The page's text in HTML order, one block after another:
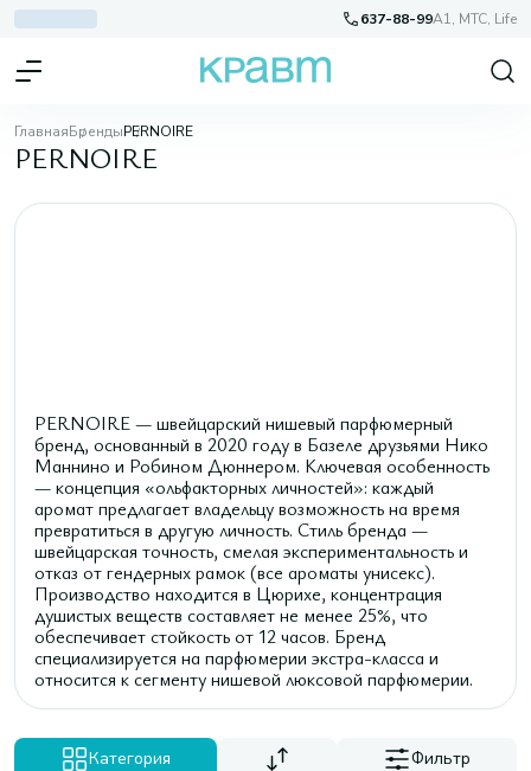
637-88-99A1, МТС, Life
ГлавнаяБрендыPERNOIRE
PERNOIRE
PERNOIRE — швейцарский нишевый парфюмерный
бренд, основанный в 2020 году в Базеле друзьями Нико
Маннино и Робином Дюннером. Ключевая особенность
— концепция «ольфакторных личностей»: каждый
аромат предлагает владельцу возможность на время
превратиться в другую личность. Стиль бренда —
швейцарская точность, смелая экспериментальность и
отказ от гендерных рамок (все ароматы унисекс).
Производство находится в Цюрихе, концентрация
душистых веществ составляет не менее 25%, что
обеспечивает стойкость от 12 часов. Бренд
специализируется на парфюмерии экстра-класса и
относится к сегменту нишевой люксовой парфюмерии.
Категория Фильтр